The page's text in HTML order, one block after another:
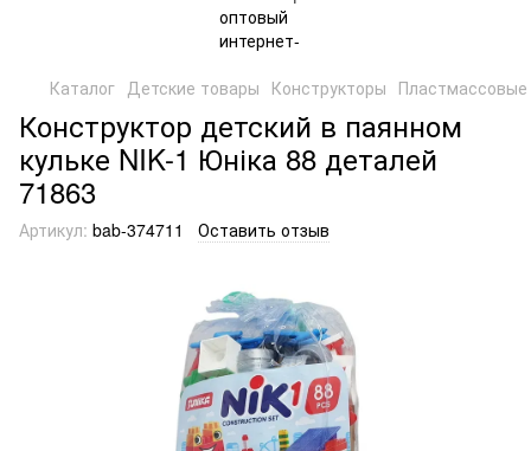
Каталог Детские товары Конструкторы
Конструктор детский в паянном
кульке NIK-1 Юніка 88 деталей
71863
Артикул: bab-374711 Оставить отзыв